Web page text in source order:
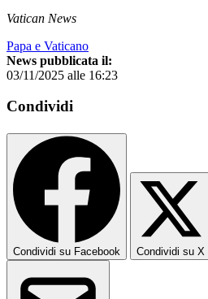
Vatican News
Papa e Vaticano
News pubblicata il:
03/11/2025 alle 16:23
Condividi
Condividi su Facebook Condividi su X